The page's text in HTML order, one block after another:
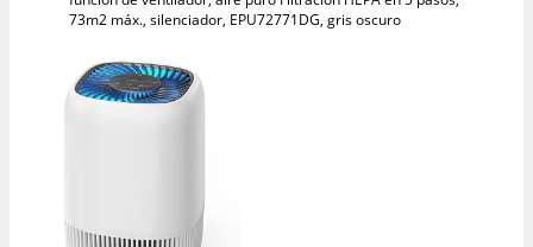
73m2 máx., silenciador, EPU72771DG, gris oscuro